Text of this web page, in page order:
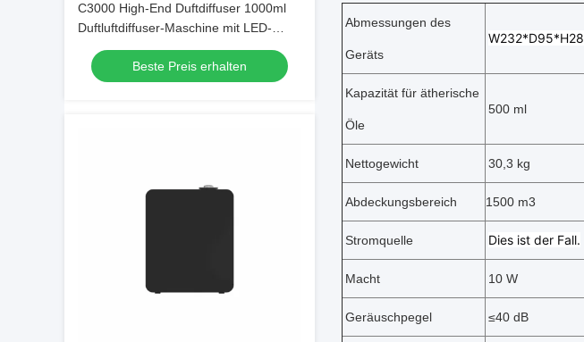
C3000 High-End Duftdiffuser 1000ml
Duftluftdiffuser-Maschine mit LED-
Bildschirm OEM ODM
Beste Preis erhalten
Abmessungen des
Geräts
Kapazität für ätherische
Öle
500 ml
Nettogewicht 30,3 kg
Abdeckungsbereich 1500 m3
Stromquelle Dies ist der Fall.
Macht 10 W
Geräuschpegel ≤40 dB